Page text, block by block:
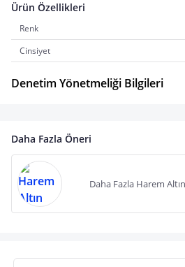
Ürün Özellikleri
Renk
Cinsiyet
Denetim Yönetmeliği Bilgileri
Daha Fazla Öneri
Daha Fazla Harem